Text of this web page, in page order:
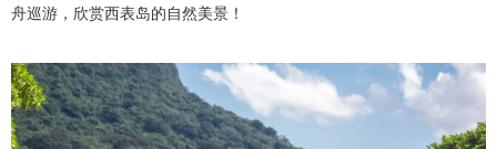
舟巡游，欣赏西表岛的自然美景！